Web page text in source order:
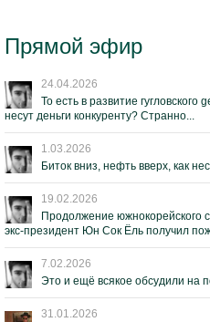
Прямой эфир
24.04.2026
То есть в развитие
несут деньги конкуренту? Странно...
1.03.2026
Биток вниз, нефть вверх, как
19.02.2026
Продолжение южнокорейского
экс-президент Юн Сок Ёль получил
7.02.2026
Это и ещё всякое обсудили на
31.01.2026